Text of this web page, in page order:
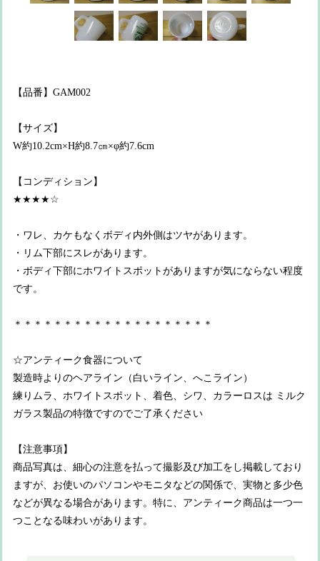
【品番】GAM002
【サイズ】
W約10.2cm×H約8.7㎝×φ約7.6cm
【コンディション】
★★★★☆
・ワレ、カケもなくボディ内外側はツヤがあります。
・リム下部にスレがあります。
・ボディ下部にホワイトスポットがありますが気にならない程度
です。
＊＊＊＊＊＊＊＊＊＊＊＊＊＊＊＊＊＊＊＊
☆アンティーク食器について
製造時よりのヘアライン（白いライン、へこライン）
練りムラ、ホワイトスポット、着色、シワ、カラーロスは ミルク
ガラス製品の特徴ですのでご了承ください
【注意事項】
商品写真は、細心の注意を払って撮影及び加工をし掲載しており
ますが、お使いのパソコンやモニタなどの関係で、実物と多少色
などが異なる場合があります。特に、アンティーク商品は一つ一
つことなる味わいがあります。